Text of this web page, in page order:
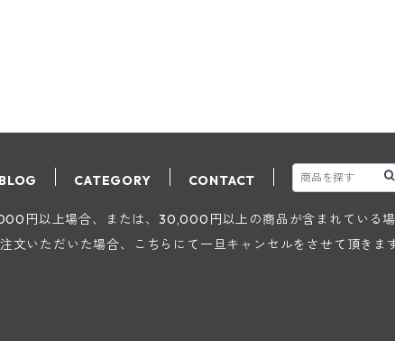
BLOG CATEGORY CONTACT
円以上場合、または、30,000円以上の商品が含まれている
文いただいた場合、こちらにて一旦キャンセルをさせて頂きま